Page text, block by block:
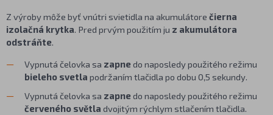
Z výroby môže byť vnútri svietidla na akumulátore čierna
izolačná krytka. Pred prvým použitím ju z akumulátora
odstráňte.
Vypnutá čelovka sa zapnedo naposledy použitého režimu
bieleho svetla podržaním tlačidla po dobu 0,5 sekundy.
Vypnutá čelovka sa zapnedo naposledy použitého režimu
červeného světla dvojitým rýchlym stlačením tlačidla.